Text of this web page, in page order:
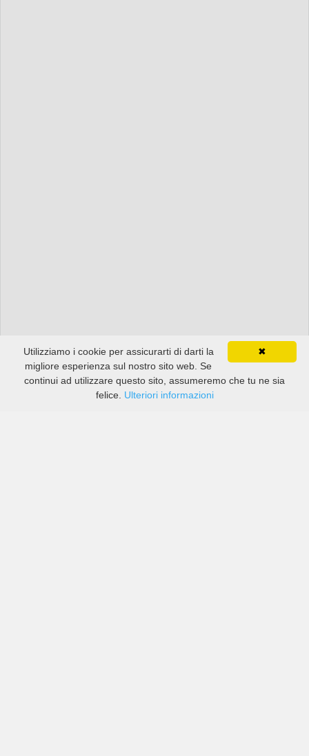
✖
Utilizziamo i cookie per assicurarti di darti la
migliore esperienza sul nostro sito web. Se
continui ad utilizzare questo sito, assumeremo che tu ne sia
felice. Ulteriori informazioni